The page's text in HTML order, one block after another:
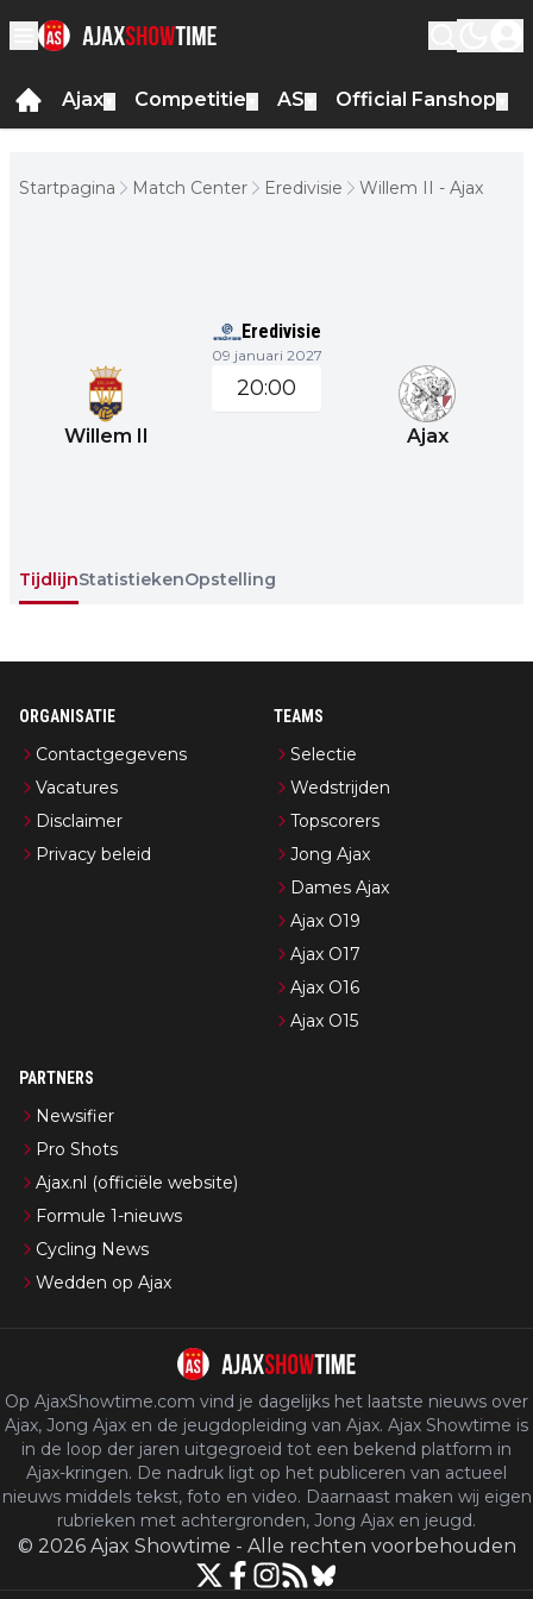
Ajax Competitie AS Official Fanshop
Startpagina Match Center Eredivisie Willem II - Ajax
Eredivisie
09 januari 2027
Willem II
20:00
Ajax
TijdlijnStatistiekenOpstelling
ORGANISATIE
Contactgegevens
Vacatures
Disclaimer
Privacy beleid
TEAMS
Selectie
Wedstrijden
Topscorers
Jong Ajax
Dames Ajax
Ajax O19
Ajax O17
Ajax O16
Ajax O15
PARTNERS
Newsifier
Pro Shots
Ajax.nl (officiële website)
Formule 1-nieuws
Cycling News
Wedden op Ajax
Op AjaxShowtime.com vind je dagelijks het laatste nieuws over
Ajax, Jong Ajax en de jeugdopleiding van Ajax. Ajax Showtime is
in de loop der jaren uitgegroeid tot een bekend platform in
Ajax-kringen. De nadruk ligt op het publiceren van actueel
nieuws middels tekst, foto en video. Daarnaast maken wij eigen
rubrieken met achtergronden, Jong Ajax en jeugd.
© 2026 Ajax Showtime - Alle rechten voorbehouden